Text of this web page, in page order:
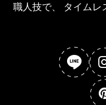
職人技で、 タイムレ